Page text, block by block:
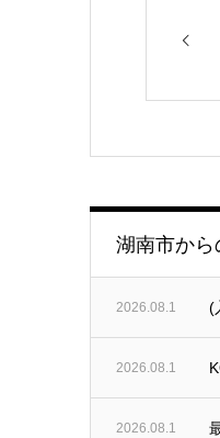
湖南市か
2026.08.1 (
2026.08.1
2026.08.1